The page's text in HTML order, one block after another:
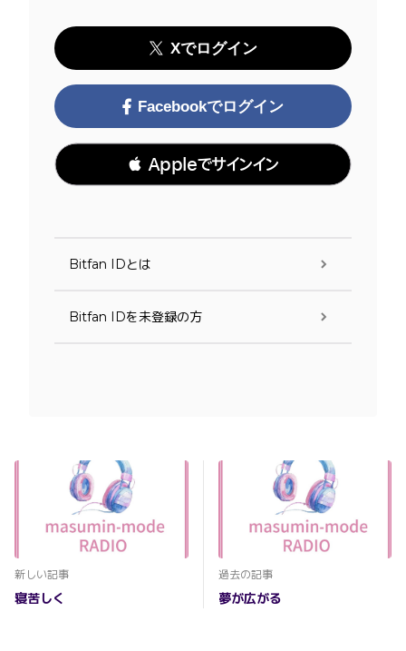
Xでログイン
Facebookでログイン
 Appleでサインイン
Bitfan IDとは
Bitfan IDを未登録の方
新しい記事
寝苦しく
過去の記事
夢が広がる